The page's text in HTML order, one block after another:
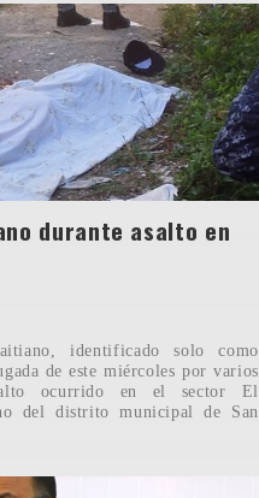
durante asalto en
identificado solo como
de este miércoles por varios
ocurrido en el sector El
del distrito municipal de San